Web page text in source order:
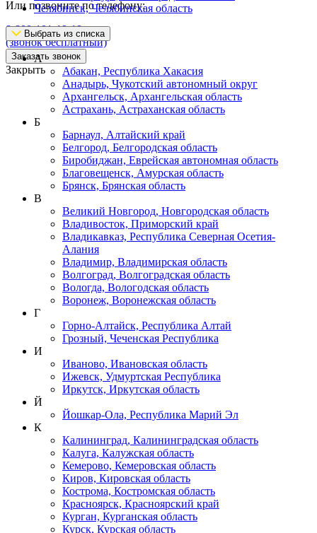
Или позвоните по телефону:
8-800-101-19-19
(звонок бесплатный)
Заказать звонок
Закрыть
Челябинск, Челябинская область
Выбрать из списка
А
Абакан, Республика Хакасия
Анадырь, Чукотский автономный округ
Архангельск, Архангельская область
Астрахань, Астраханская область
Б
Барнаул, Алтайский край
Белгород, Белгородская область
Биробиджан, Еврейская автономная область
Благовещенск, Амурская область
Брянск, Брянская область
В
Великий Новгород, Новгородская область
Владивосток, Приморский край
Владикавказ, Республика Северная Осетия-
Алания
Владимир, Владимирская область
Волгоград, Волгоградская область
Вологда, Вологодская область
Воронеж, Воронежская область
Г
Горно-Алтайск, Республика Алтай
Грозный, Чеченская Республика
И
Иваново, Ивановская область
Ижевск, Удмуртская Республика
Иркутск, Иркутская область
Й
Йошкар-Ола, Республика Марий Эл
К
Калининград, Калининградская область
Калуга, Калужская область
Кемерово, Кемеровская область
Киров, Кировская область
Кострома, Костромская область
Красноярск, Красноярский край
Курган, Курганская область
Курск, Курская область